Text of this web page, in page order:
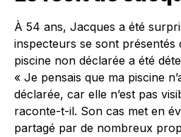
À 54 ans, Jacques a été
inspecteurs se sont présentés
piscine non déclarée a été
« Je pensais que ma piscine
déclarée, car elle n’est pas
raconte-t-il. Son cas met en
partagé par de nombreux